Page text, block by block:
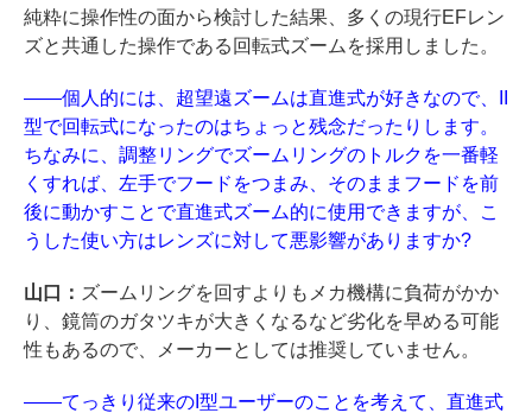
純粋に操作性の面から検討した結果、多くの現行EFレン
ズと共通した操作である回転式ズームを採用しました。
――個人的には、超望遠ズームは直進式が好きなので、II
型で回転式になったのはちょっと残念だったりします。
ちなみに、調整リングでズームリングのトルクを一番軽
くすれば、左手でフードをつまみ、そのままフードを前
後に動かすことで直進式ズーム的に使用できますが、こ
うした使い方はレンズに対して悪影響がありますか?
山口： ズームリングを回すよりもメカ機構に負荷がかか
り、鏡筒のガタツキが大きくなるなど劣化を早める可能
性もあるので、メーカーとしては推奨していません。
――てっきり従来のI型ユーザーのことを考えて、直進式